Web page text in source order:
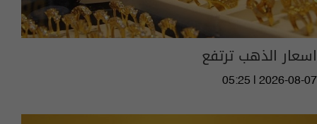
اسعار الذهب ترتفع
05:25 | 2026-08-07